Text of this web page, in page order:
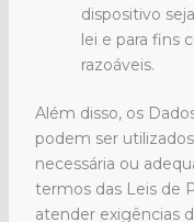
dispositivo
lei e para fins
razoáveis.
Além disso, os
podem ser
necessária ou
termos das Leis de
atender exigências